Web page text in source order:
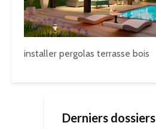
installer pergolas terrasse bois
Derniers dossiers